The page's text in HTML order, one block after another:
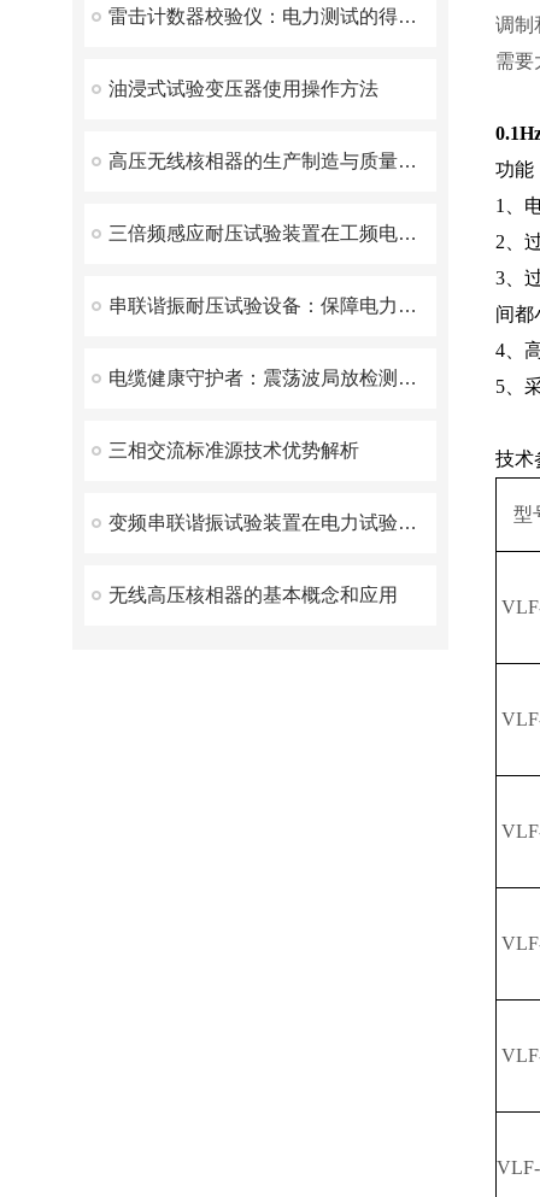
雷击计数器校验仪：电力测试的得力助手
油浸式试验变压器使用操作方法
高压无线核相器的生产制造与质量控制
三倍频感应耐压试验装置在工频电网中的应用
串联谐振耐压试验设备：保障电力设备安全的有效工具
电缆健康守护者：震荡波局放检测装置揭秘
三相交流标准源技术优势解析
变频串联谐振试验装置在电力试验中有什么优势呢？
无线高压核相器的基本概念和应用
调制
需要
功能
1、
2、
3、
间都
4、
5、
技术
型